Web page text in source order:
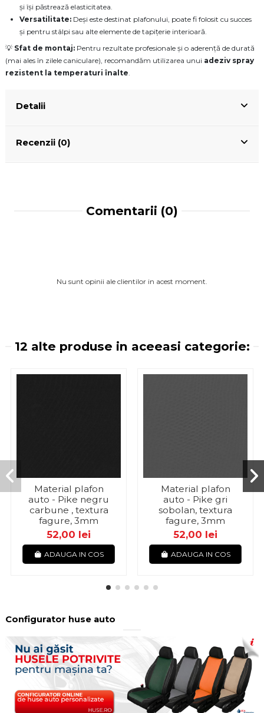
și își păstrează elasticitatea.
Versatilitate: Deși este destinat plafonului, poate fi folosit cu succes
și pentru stâlpi sau alte elemente de tapițerie interioară.
💡 Sfat de montaj: Pentru rezultate profesionale și o aderență de durată
(mai ales în zilele caniculare), recomandăm utilizarea unui adeziv spray
rezistent la temperaturi înalte.
Detalii
Recenzii (0)
Comentarii (0)
Nu sunt opinii ale clientilor in acest moment.
12 alte produse in aceeasi categorie:
Material plafon
auto - Pike negru
carbune , textura
fagure, 3mm
52,00 lei
ADAUGA IN COS
Material plafon
auto - Pike gri
sobolan, textura
fagure, 3mm
52,00 lei
ADAUGA IN COS
Configurator huse auto